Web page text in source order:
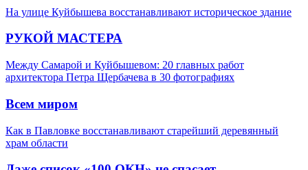
На улице Куйбышева восстанавливают историческое здание
РУКОЙ МАСТЕРА
Между Самарой и Куйбышевом: 20 главных работ
архитектора Петра Щербачева в 30 фотографиях
Всем миром
Как в Павловке восстанавливают старейший деревянный
храм области